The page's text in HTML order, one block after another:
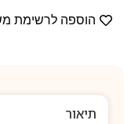
הוספה לרשימת
תיאור